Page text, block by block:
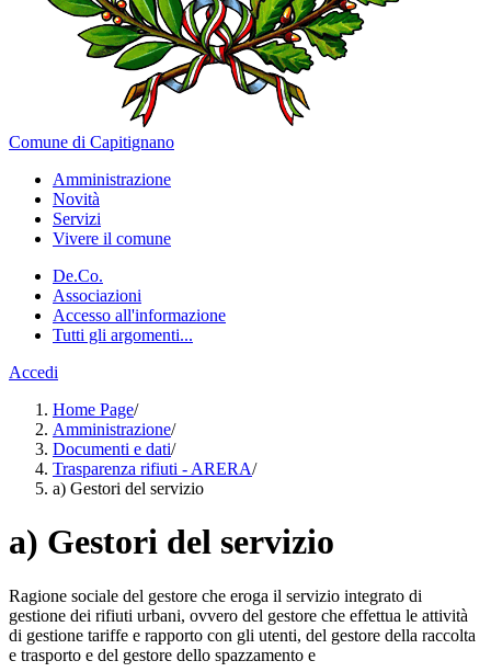
Comune di Capitignano
Amministrazione
Novità
Servizi
Vivere il comune
De.Co.
Associazioni
Accesso all'informazione
Tutti gli argomenti...
Accedi
Home Page/
Amministrazione/
Documenti e dati/
Trasparenza rifiuti - ARERA/
a) Gestori del servizio
a) Gestori del servizio
Ragione sociale del gestore che eroga il servizio integrato di
gestione dei rifiuti urbani, ovvero del gestore che effettua le attività
di gestione tariffe e rapporto con gli utenti, del gestore della raccolta
e trasporto e del gestore dello spazzamento e